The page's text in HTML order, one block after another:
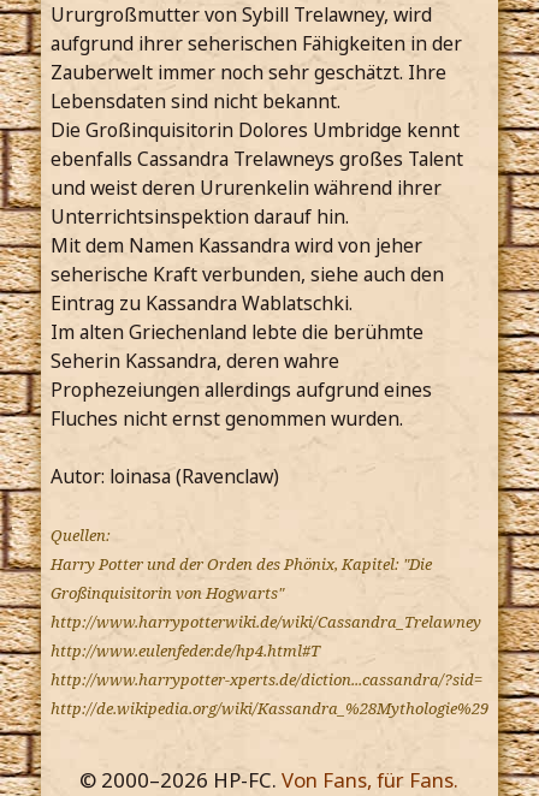
Ururgroßmutter von Sybill Trelawney, wird
aufgrund ihrer seherischen Fähigkeiten in der
Zauberwelt immer noch sehr geschätzt. Ihre
Lebensdaten sind nicht bekannt.
Die Großinquisitorin Dolores Umbridge kennt
ebenfalls Cassandra Trelawneys großes Talent
und weist deren Ururenkelin während ihrer
Unterrichtsinspektion darauf hin.
Mit dem Namen Kassandra wird von jeher
seherische Kraft verbunden, siehe auch den
Eintrag zu Kassandra Wablatschki.
Im alten Griechenland lebte die berühmte
Seherin Kassandra, deren wahre
Prophezeiungen allerdings aufgrund eines
Fluches nicht ernst genommen wurden.
Autor: loinasa (Ravenclaw)
Quellen:
Harry Potter und der Orden des Phönix, Kapitel: "Die
Großinquisitorin von Hogwarts"
http://www.harrypotterwiki.de/wiki/Cassandra_Trelawney
http://www.eulenfeder.de/hp4.html#T
http://www.harrypotter-xperts.de/diction...cassandra/?sid=
http://de.wikipedia.org/wiki/Kassandra_%28Mythologie%29
© 2000–2026 HP-FC.Von Fans, für Fans.